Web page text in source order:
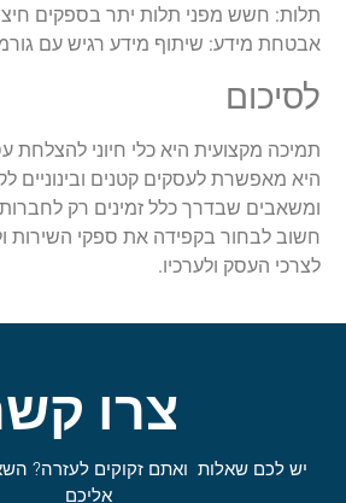
תלות: חשש מפני תלות יתר בספקים
אבטחת מידע: שיתוף מידע רגיש עם
לסיכום
תמיכה מקצועית היא כלי חיוני להצלחת
היא מאפשרת לעסקים קטנים ובינוניים
ומשאבים שבדרך כלל זמינים רק
חשוב לבחור בקפידה את ספקי השירות
לצרכי העסק ולערכיו.
צרו
יש לכם שאלות ואתם זקוקים לעזרה?
אליכם